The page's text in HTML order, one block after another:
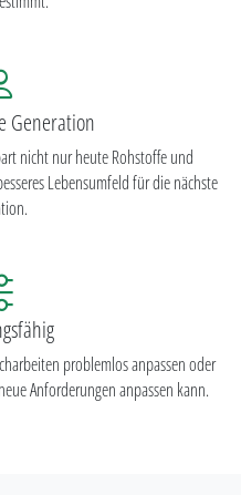
Generation
nicht nur heute Rohstoffe und
Lebensumfeld für die nächste
problemlos anpassen oder
Anforderungen anpassen kann.